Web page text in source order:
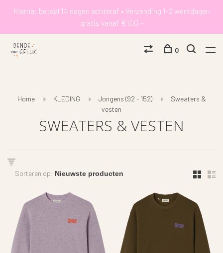
Klarna: betaal 14 dagen achteraf • Verzending 1-2 werkdagen
gratis vanaf €100,-
0
Home KLEDING Jongens (92 - 152)
Sweaters &
vesten
SWEATERS & VESTEN
Sorteren op: